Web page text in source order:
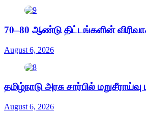
70–80 ஆண்டு திட்டங்களின்
August 6, 2026
தமிழ்நாடு அரசு சார்பில்
August 6, 2026